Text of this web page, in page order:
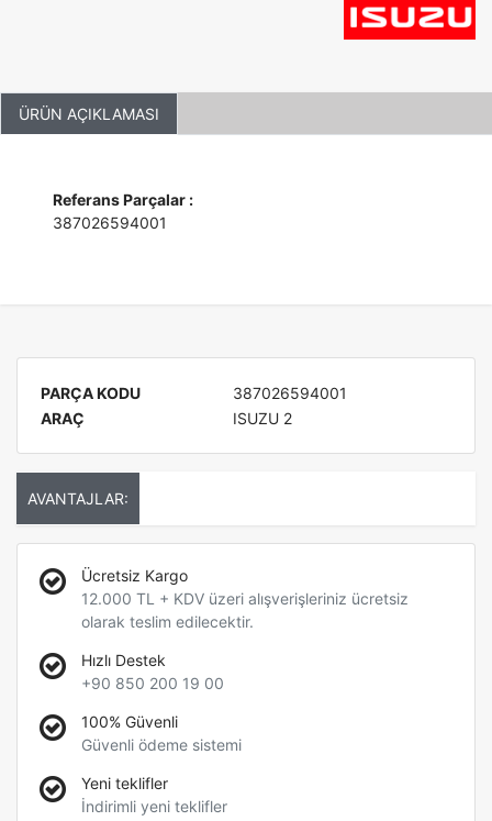
ÜRÜN AÇIKLAMASI
Referans Parçalar :
387026594001
PARÇA KODU
387026594001
ARAÇ
ISUZU 2
AVANTAJLAR:
Ücretsiz Kargo
12.000 TL + KDV üzeri alışverişleriniz ücretsiz
olarak teslim edilecektir.
Hızlı Destek
+90 850 200 19 00
100% Güvenli
Güvenli ödeme sistemi
Yeni teklifler
İndirimli yeni teklifler